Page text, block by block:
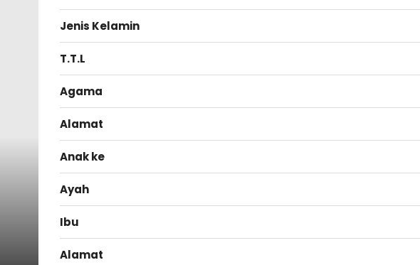
Jenis Kelamin
T.T.L
Agama
Alamat
Anak ke
Ayah
Ibu
Alamat